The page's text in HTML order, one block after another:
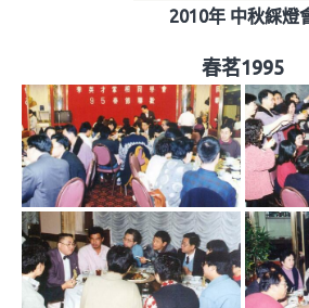
2010年 中秋綵燈
春茗1995